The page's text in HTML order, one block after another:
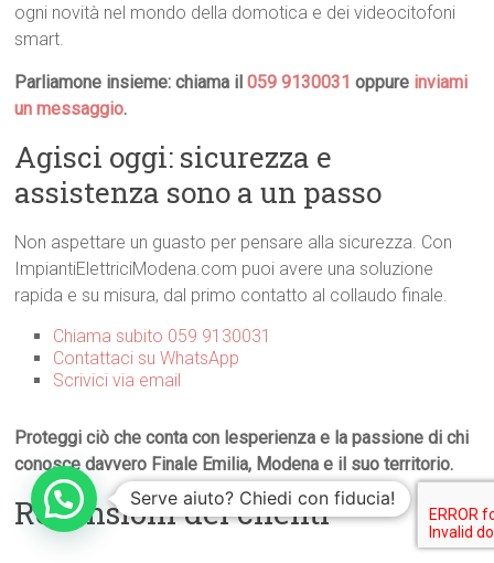
ogni novità nel mondo della domotica e dei videocitofoni
smart.
Parliamone insieme: chiama il059 9130031 oppure inviami
un messaggio.
Agisci oggi: sicurezza e
assistenza sono a un passo
Non aspettare un guasto per pensare alla sicurezza. Con
ImpiantiElettriciModena.com puoi avere una soluzione
rapida e su misura, dal primo contatto al collaudo finale.
Chiama subito 059 9130031
Contattaci su WhatsApp
Scrivici via email
Proteggi ciò che conta con lesperienza e la passione di chi
conosce davvero Finale Emilia, Modena e il suo territorio.
Recensioni dei clienti
Serve aiuto? Chiedi con fiducia!